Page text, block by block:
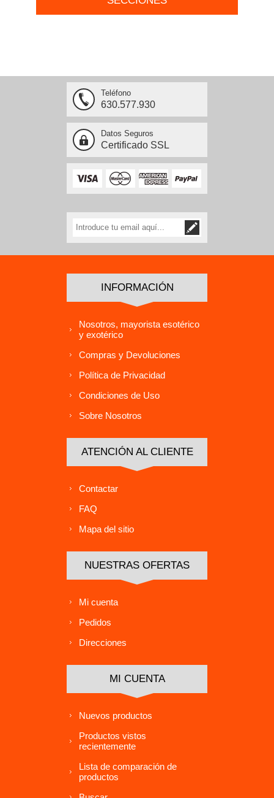
Teléfono
630.577.930
Datos Seguros
Certificado SSL
INFORMACIÓN
Nosotros, mayorista esotérico
y exotérico
Compras y Devoluciones
Política de Privacidad
Condiciones de Uso
Sobre Nosotros
ATENCIÓN AL CLIENTE
Contactar
FAQ
Mapa del sitio
NUESTRAS OFERTAS
Mi cuenta
Pedidos
Direcciones
MI CUENTA
Nuevos productos
Productos vistos
recientemente
Lista de comparación de
productos